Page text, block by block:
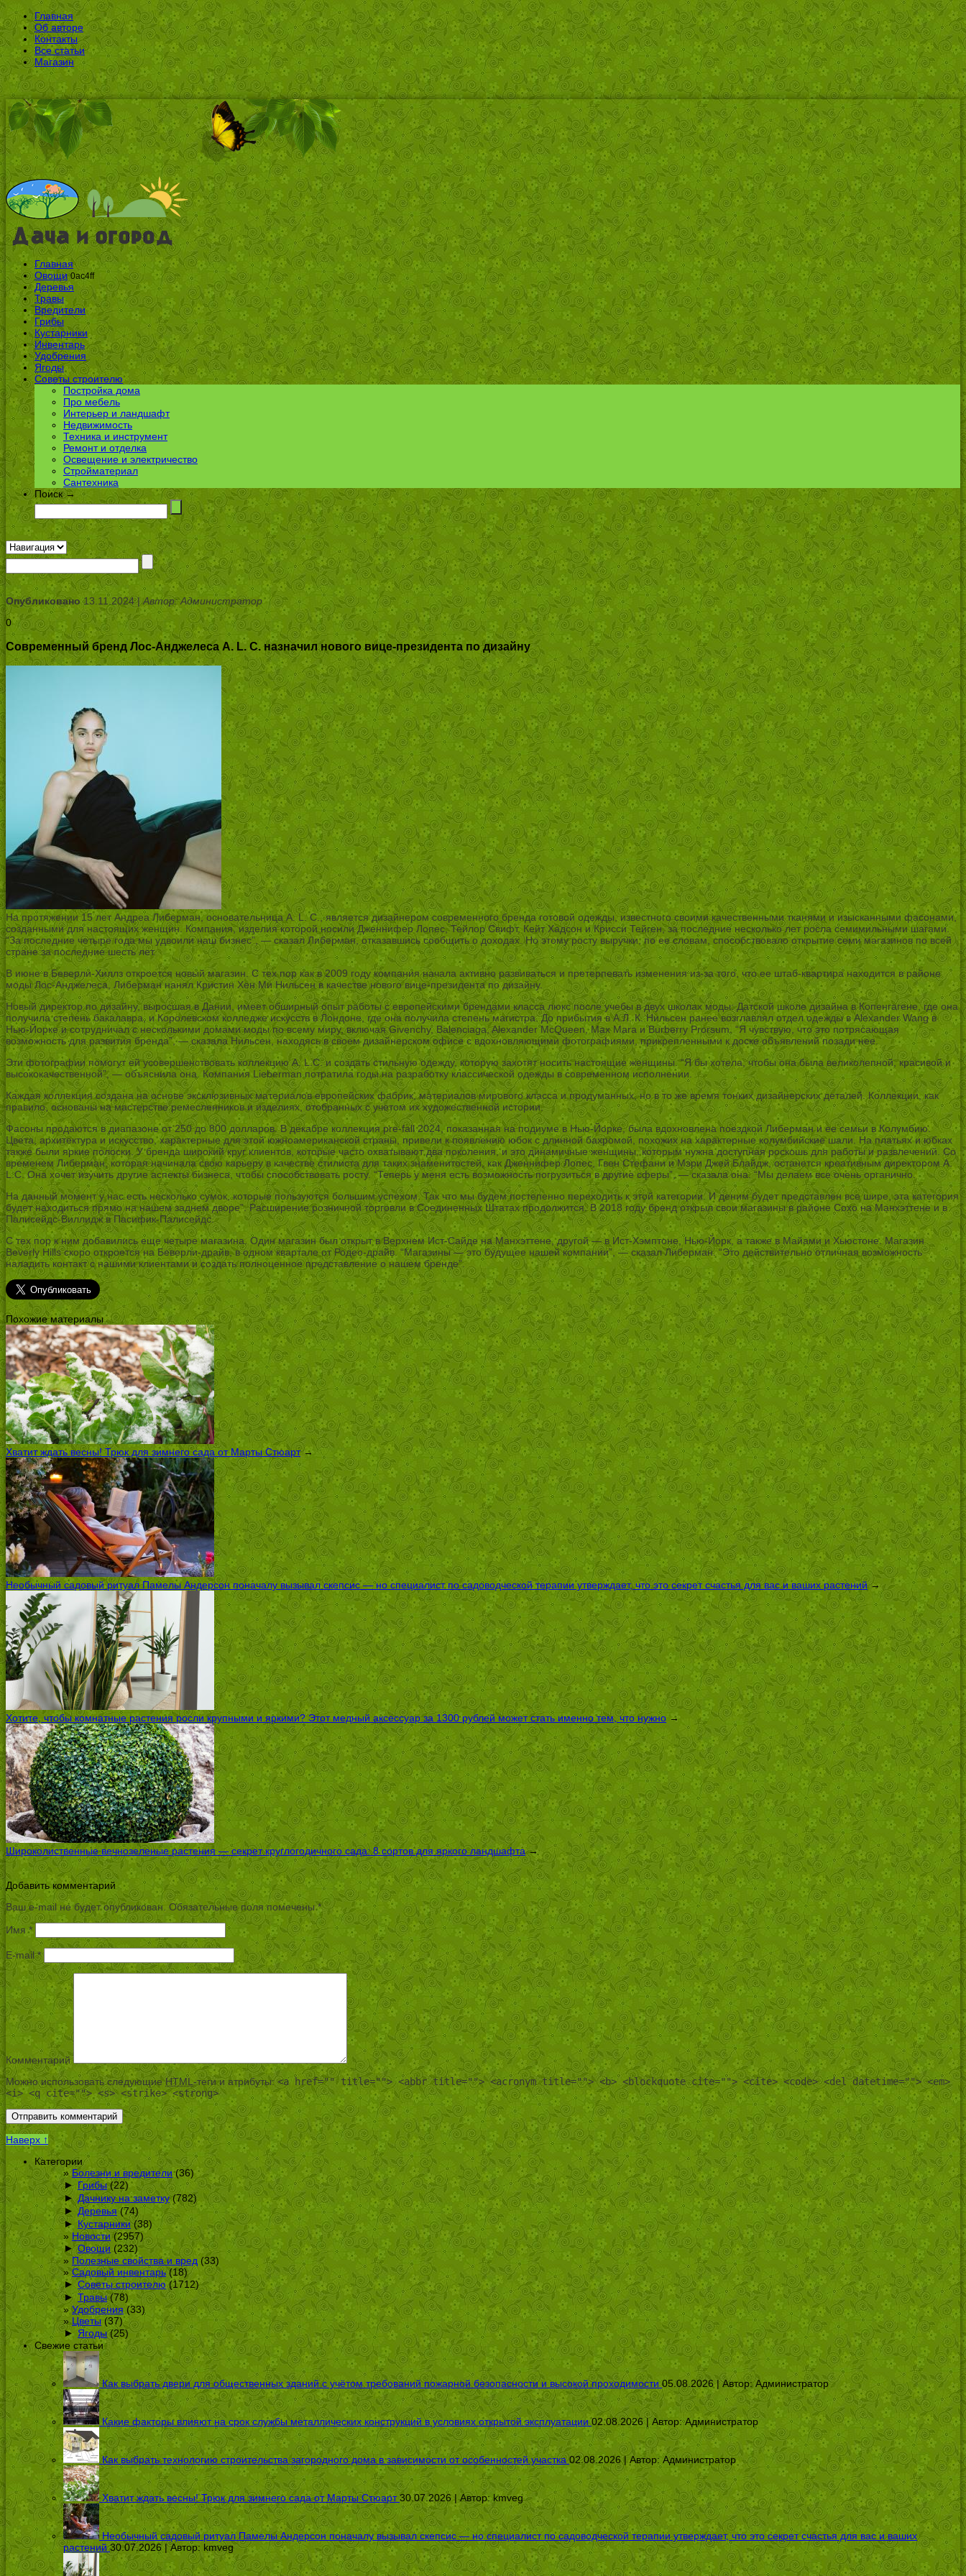
Главная
Об авторе
Контакты
Все статьи
Магазин
Главная
Овощи 0ac4ff
Деревья
Травы
Вредители
Грибы
Кустарники
Инвентарь
Удобрения
Ягоды
Советы строителю
Постройка дома
Про мебель
Интерьер и ландшафт
Недвижимость
Техника и инструмент
Ремонт и отделка
Освещение и электричество
Стройматериал
Сантехника
Поиск →
Опубликовано13.11.2024 |Автор: Администратор
0
Современный бренд Лос-Анджелеса A. L. C. назначил нового вице-президента по дизайну
На протяжении 15 лет Андреа Либерман, основательница A. L. C., является дизайнером современного бренда готовой одежды, известного своими качественными тканями и изысканными фасонами,
созданными для настоящих женщин. Компания, изделия которой носили Дженнифер Лопес, Тейлор Свифт, Кейт Хадсон и Крисси Тейген, за последние несколько лет росла семимильными шагами.
“За последние четыре года мы удвоили наш бизнес”, — сказал Либерман, отказавшись сообщить о доходах. Но этому росту выручки, по ее словам, способствовало открытие семи магазинов по всей
стране за последние шесть лет.
В июне в Беверли-Хиллз откроется новый магазин. С тех пор как в 2009 году компания начала активно развиваться и претерпевать изменения из-за того, что ее штаб-квартира находится в районе
моды Лос-Анджелеса, Либерман нанял Кристин Хен Ми Нильсен в качестве нового вице-президента по дизайну.
Новый директор по дизайну, выросшая в Дании, имеет обширный опыт работы с европейскими брендами класса люкс после учебы в двух школах моды: Датской школе дизайна в Копенгагене, где она
получила степень бакалавра, и Королевском колледже искусств в Лондоне, где она получила степень магистра. До прибытия в А.Л. К. Нильсен ранее возглавлял отдел одежды в Alexander Wang в
Нью-Йорке и сотрудничал с несколькими домами моды по всему миру, включая Givenchy, Balenciaga, Alexander McQueen, Max Mara и Burberry Prorsum. “Я чувствую, что это потрясающая
возможность для развития бренда”, — сказала Нильсен, находясь в своем дизайнерском офисе с вдохновляющими фотографиями, прикрепленными к доске объявлений позади нее.
Эти фотографии помогут ей усовершенствовать коллекцию A. L.C. и создать стильную одежду, которую захотят носить настоящие женщины. “Я бы хотела, чтобы она была великолепной, красивой и
высококачественной”, — объяснила она. Компания Lieberman потратила годы на разработку классической одежды в современном исполнении.
Каждая коллекция создана на основе эксклюзивных материалов европейских фабрик, материалов мирового класса и продуманных, но в то же время тонких дизайнерских деталей. Коллекции, как
правило, основаны на мастерстве ремесленников и изделиях, отобранных с учетом их художественной истории.
Фасоны продаются в диапазоне от 250 до 800 долларов. В декабре коллекция pre-fall 2024, показанная на подиуме в Нью-Йорке, была вдохновлена поездкой Либерман и ее семьи в Колумбию.
Цвета, архитектура и искусство, характерные для этой южноамериканской страны, привели к появлению юбок с длинной бахромой, похожих на характерные колумбийские шали. На платьях и юбках
также были яркие полоски. У бренда широкий круг клиентов, которые часто охватывают два поколения, и это динамичные женщины, которым нужна доступная роскошь для работы и развлечений. Со
временем Либерман, которая начинала свою карьеру в качестве стилиста для таких знаменитостей, как Дженнифер Лопес, Гвен Стефани и Мэри Джей Блайдж, останется креативным директором A.
L.C. Она хочет изучить другие аспекты бизнеса, чтобы способствовать росту. “Теперь у меня есть возможность погрузиться в другие сферы”, — сказала она. “Мы делаем все очень органично.
На данный момент у нас есть несколько сумок, которые пользуются большим успехом. Так что мы будем постепенно переходить к этой категории. И деним будет представлен все шире, эта категория
будет находиться прямо на нашем заднем дворе”. Расширение розничной торговли в Соединенных Штатах продолжится. В 2018 году бренд открыл свои магазины в районе Сохо на Манхэттене и в
Палисейдс-Виллидж в Пасифик-Палисейдс.
С тех пор к ним добавились еще четыре магазина. Один магазин был открыт в Верхнем Ист-Сайде на Манхэттене, другой — в Ист-Хэмптоне, Нью-Йорк, а также в Майами и Хьюстоне. Магазин
Beverly Hills скоро откроется на Беверли-драйв, в одном квартале от Родео-драйв. “Магазины — это будущее нашей компании”, — сказал Либерман. “Это действительно отличная возможность
наладить контакт с нашими клиентами и создать полноценное представление о нашем бренде”.
Похожие материалы
Хватит ждать весны! Трюк для зимнего сада от Марты Стюарт→
Необычный садовый ритуал Памелы Андерсон поначалу вызывал скепсис — но специалист по садоводческой терапии утверждает, что это секрет счастья для вас и ваших растений→
Хотите, чтобы комнатные растения росли крупными и яркими? Этот медный аксессуар за 1300 рублей может стать именно тем, что нужно →
Широколиственные вечнозеленые растения — секрет круглогодичного сада: 8 сортов для яркого ландшафта→
Добавить комментарий
Ваш e-mail не будет опубликован. Обязательные поля помечены*
Имя*
E-mail*
Комментарий
Можно использовать следующиеHTML-теги и атрибуты:<a href="" title=""> <abbr title=""> <acronym title=""> <b> <blockquote cite=""> <cite> <code> <del datetime=""> <em>
<i> <q cite=""> <s> <strike> <strong>
Наверх ↑
Категории
Болезни и вредители(36)
► Грибы(22)
► Дачнику на заметку(782)
► Деревья (74)
► Кустарники(38)
Новости(2957)
► Овощи (232)
Полезные свойства и вред (33)
Садовый инвентарь(18)
► Советы строителю(1712)
► Травы(78)
Удобрения (33)
Цветы (37)
► Ягоды(25)
Свежие статьи
Как выбрать двери для общественных зданий с учётом требований пожарной безопасности и высокой проходимости 05.08.2026 | Автор:Администратор
Какие факторы влияют на срок службы металлических конструкций в условиях открытой эксплуатации 02.08.2026 | Автор:Администратор
Как выбрать технологию строительства загородного дома в зависимости от особенностей участка 02.08.2026 | Автор: Администратор
Хватит ждать весны! Трюк для зимнего сада от Марты Стюарт 30.07.2026 | Автор:kmveg
Необычный садовый ритуал Памелы Андерсон поначалу вызывал скепсис — но специалист по садоводческой терапии утверждает, что это секрет счастья для вас и ваших
растений 30.07.2026 | Автор: kmveg